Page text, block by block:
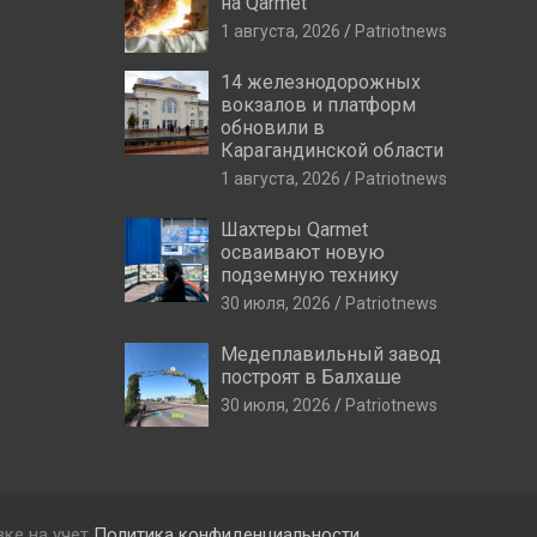
1 августа, 2026 Patriotnews
14 железнодорожных
вокзалов и платформ
обновили в
Карагандинской области
1 августа, 2026 Patriotnews
Шахтеры Qarmet
осваивают новую
подземную технику
30 июля, 2026 Patriotnews
Медеплавильный завод
построят в Балхаше
30 июля, 2026 Patriotnews